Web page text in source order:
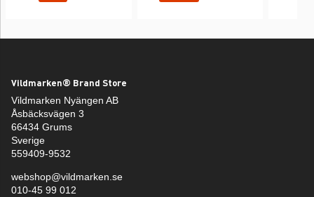
Vildmarken® Brand Store
Vildmarken Nyängen AB
Åsbäcksvägen 3
66434 Grums
Sverige
559409-9532
webshop@vildmarken.se
010-45 99 012